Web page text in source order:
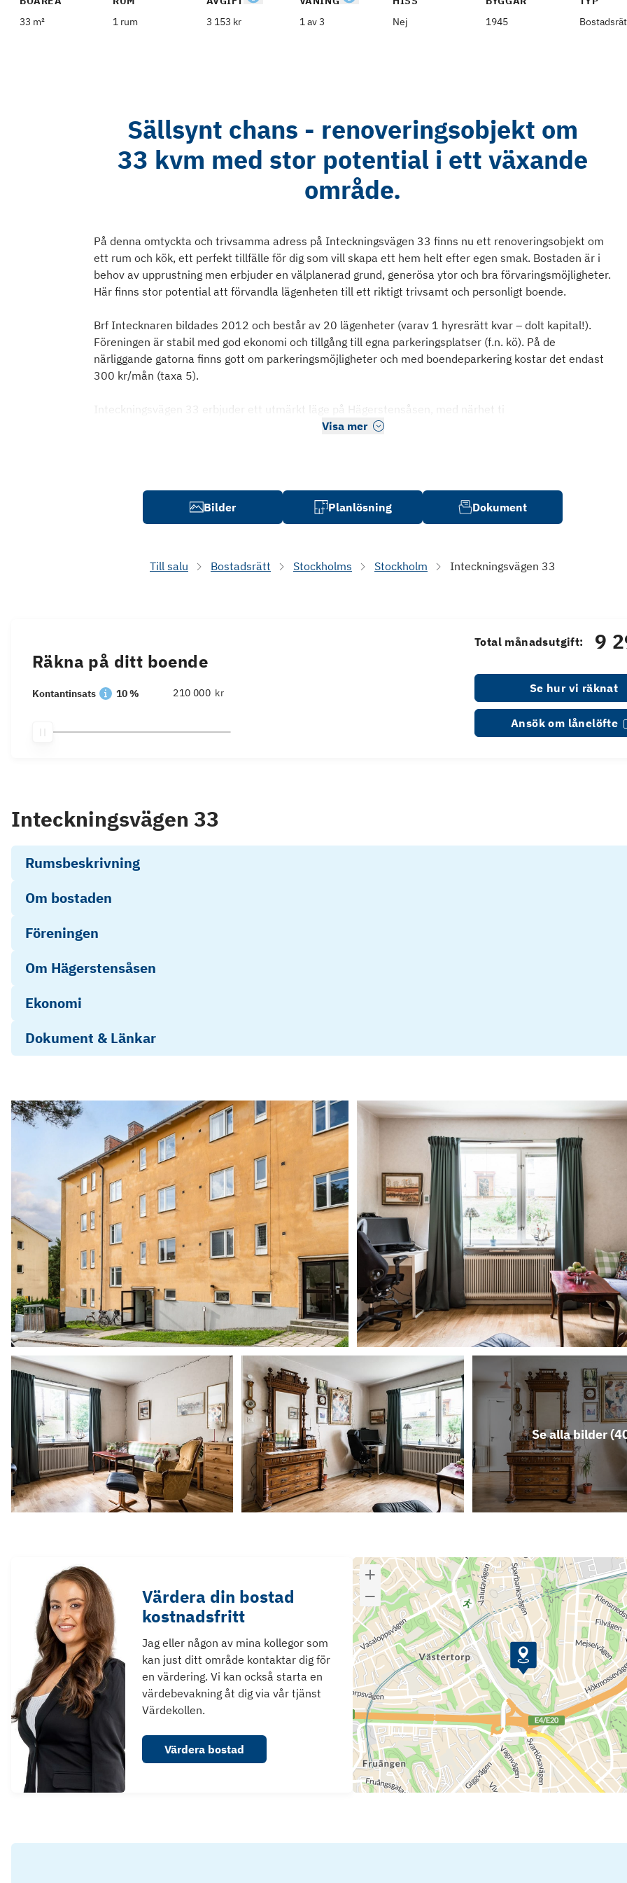
33 m²
1 rum
3 153 kr
1 av 3
Nej
1945
Sällsynt chans - renoveringsobjekt om
33 kvm med stor potential i ett växande
område.
På denna omtyckta och trivsamma adress på Inteckningsvägen 33 finns nu ett renoveringsobjekt om
ett rum och kök, ett perfekt tillfälle för dig som vill skapa ett hem helt efter egen smak. Bostaden är i
behov av upprustning men erbjuder en välplanerad grund, generösa ytor och bra förvaringsmöjligheter.
Här finns stor potential att förvandla lägenheten till ett riktigt trivsamt och personligt boende.
Brf Intecknaren bildades 2012 och består av 20 lägenheter (varav 1 hyresrätt kvar – dolt kapital!).
Föreningen är stabil med god ekonomi och tillgång till egna parkeringsplatser (f.n. kö). På de
närliggande gatorna finns gott om parkeringsmöjligheter och med boendeparkering kostar det endast
300 kr/mån (taxa 5).
Inteckningsvägen 33 erbjuder ett utmärkt läge på Hägerstensåsen, med närhet ti
Visa mer
Bilder Planlösning Dokument
Till salu Bostadsrätt Stockholms Stockholm Inteckningsvägen 33
Räkna på ditt boende
Kontantinsats 10 % kr
Total månadsutgift: 9
Se hur vi räknat
Ansök om lånelöfte
Inteckningsvägen 33
Rumsbeskrivning
Om bostaden
Föreningen
Om Hägerstensåsen
Ekonomi
Dokument & Länkar
Se alla bilder (
Värdera din bostad
kostnadsfritt
Jag eller någon av mina kollegor som
kan just ditt område kontaktar dig för
en värdering. Vi kan också starta en
värdebevakning åt dig via vår tjänst
Värdekollen.
Värdera bostad